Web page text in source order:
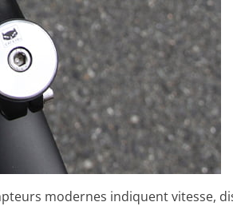
modernes indiquent